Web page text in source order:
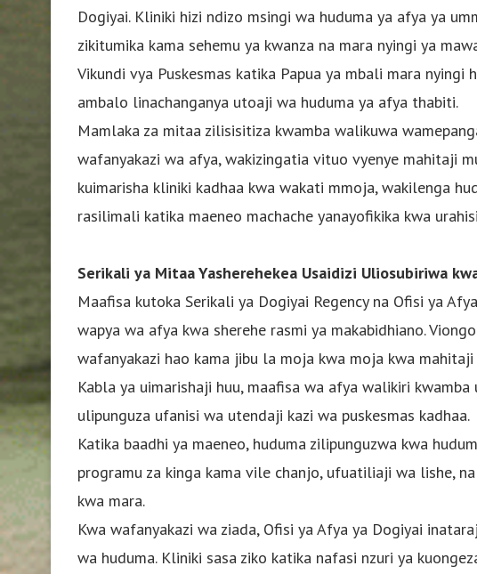
Dogiyai. Kliniki hizi ndizo msingi wa huduma ya afya ya
zikitumika kama sehemu ya kwanza na mara nyingi ya
Vikundi vya Puskesmas katika Papua ya mbali mara nyingi
ambalo linachanganya utoaji wa huduma ya afya thabiti.
Mamlaka za mitaa zilisisitiza kwamba walikuwa
wafanyakazi wa afya, wakizingatia vituo vyenye mahitaji
kuimarisha kliniki kadhaa kwa wakati mmoja, wakilenga
rasilimali katika maeneo machache yanayofikika kwa
Serikali ya Mitaa Yasherehekea Usaidizi Uliosubiriwa
Maafisa kutoka Serikali ya Dogiyai Regency na Ofisi ya
wapya wa afya kwa sherehe rasmi ya makabidhiano.
wafanyakazi hao kama jibu la moja kwa moja kwa mahitaji
Kabla ya uimarishaji huu, maafisa wa afya walikiri
ulipunguza ufanisi wa utendaji kazi wa puskesmas kadhaa.
Katika baadhi ya maeneo, huduma zilipunguzwa kwa
programu za kinga kama vile chanjo, ufuatiliaji wa lishe,
kwa mara.
Kwa wafanyakazi wa ziada, Ofisi ya Afya ya Dogiyai
wa huduma. Kliniki sasa ziko katika nafasi nzuri ya